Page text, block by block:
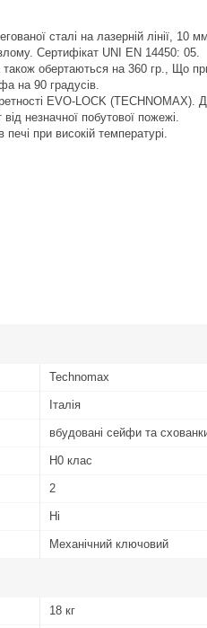
сталі на лазерній лінії, 10 мм.
Сертифікат UNI EN 14450: 05.
обертаються на 360 гр., Що
на 90 градусів.
EVO-LOCK (TECHNOMAX).
незначної побутової пожежі.
при високій температурі.
Technomax
Італія
вбудовані сейфи та
Н0 клас
2
Ні
Механічний ключовий
18 кг